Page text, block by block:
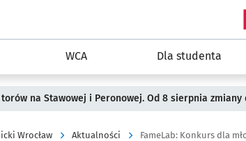
wroclaw.pl
WCA Dla studenta
na Stawowej i Peronowej. Od 8 sierpnia
Wrocław Aktualności FameLab: Konkurs dla